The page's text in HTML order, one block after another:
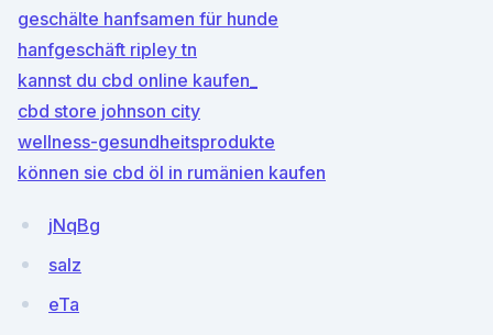
geschälte hanfsamen für hunde
hanfgeschäft ripley tn
kannst du cbd online kaufen_
cbd store johnson city
wellness-gesundheitsprodukte
können sie cbd öl in rumänien kaufen
jNqBg
salz
eTa